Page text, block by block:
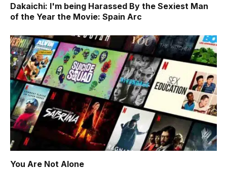
Dakaichi: I'm being Harassed By the Sexiest Man
of the Year the Movie: Spain Arc
You Are Not Alone